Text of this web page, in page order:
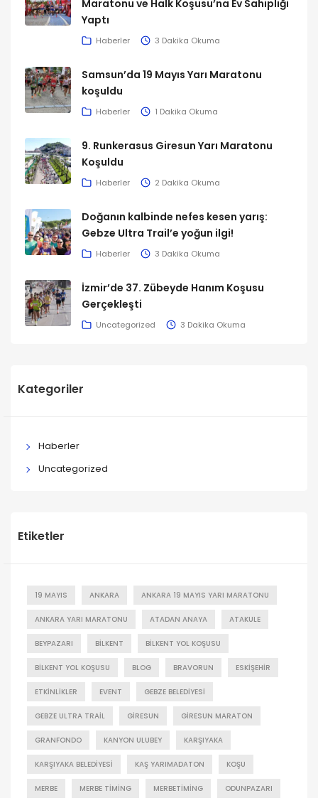
Maratonu ve Halk Koşusu’na Ev Sahipliği
Yaptı
Haberler 3 Dakika Okuma
Samsun’da 19 Mayıs Yarı Maratonu
koşuldu
Haberler 1 Dakika Okuma
9. Runkerasus Giresun Yarı Maratonu
Koşuldu
Haberler 2 Dakika Okuma
Doğanın kalbinde nefes kesen yarış:
Gebze Ultra Trail’e yoğun ilgi!
Haberler 3 Dakika Okuma
İzmir’de 37. Zübeyde Hanım Koşusu
Gerçekleşti
Uncategorized 3 Dakika Okuma
Kategoriler
Haberler
Uncategorized
Etiketler
19 MAYIS ANKARA ANKARA 19 MAYIS YARI MARATONU
ANKARA YARI MARATONU ATADAN ANAYA ATAKULE
BEYPAZARI BILKENT BILKENT YOL KOŞUSU
BILKENT YOL KOŞUSU BLOG BRAVORUN ESKIŞEHIR
ETKINLIKLER EVENT GEBZE BELEDIYESI
GEBZE ULTRA TRAIL GIRESUN GIRESUN MARATON
GRANFONDO KANYON ULUBEY KARŞIYAKA
KARŞIYAKA BELEDIYESI KAŞ YARIMADATON KOŞU
MERBE MERBE TIMING MERBETIMING ODUNPAZARI